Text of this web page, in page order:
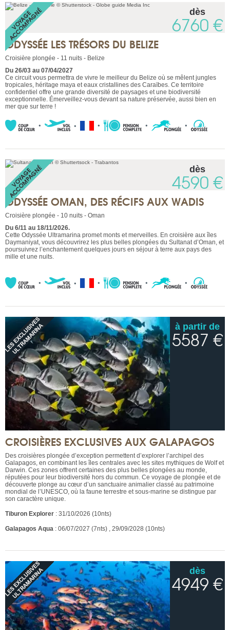
dès
6760 €
ODYSSÉE LES TRÉSORS DU BELIZE
Croisière plongée - 11 nuits - Belize
Du 26/03 au 07/04/2027
Ce circuit vous permettra de vivre le meilleur du Belize où se mêlent jungles
tropicales, héritage maya et eaux cristallines des Caraïbes. Ce territoire
confidentiel offre une grande diversité de paysages et une biodiversité
exceptionnelle. Émerveillez-vous devant sa nature préservée, aussi bien en
mer que sur terre !
dès
4590 €
ODYSSÉE OMAN, DES RÉCIFS AUX WADIS
Croisière plongée - 10 nuits - Oman
Du 6/11 au 18/11/2026.
Cette Odyssée Ultramarina promet monts et merveilles. En croisière aux îles
Daymaniyat, vous découvrirez les plus belles plongées du Sultanat d’Oman, et
poursuivrez l’enchantement quelques jours en séjour à terre aux pays des
mille et une nuits.
à partir de
5587 €
CROISIÈRES EXCLUSIVES AUX GALAPAGOS
Des croisières plongée d’exception permettent d’explorer l’archipel des
Galapagos, en combinant les îles centrales avec les sites mythiques de Wolf et
Darwin. Ces zones offrent certaines des plus belles plongées au monde,
réputées pour leur biodiversité hors du commun. Ce voyage de plongée et de
découverte plonge au cœur d’un sanctuaire animalier classé au patrimoine
mondial de l’UNESCO, où la faune terrestre et sous-marine se distingue par
son caractère unique.
Tiburon Explorer : 31/10/2026 (10nts)
Galapagos Aqua : 06/07/2027 (7nts) , 29/09/2028 (10nts)
dès
4949 €